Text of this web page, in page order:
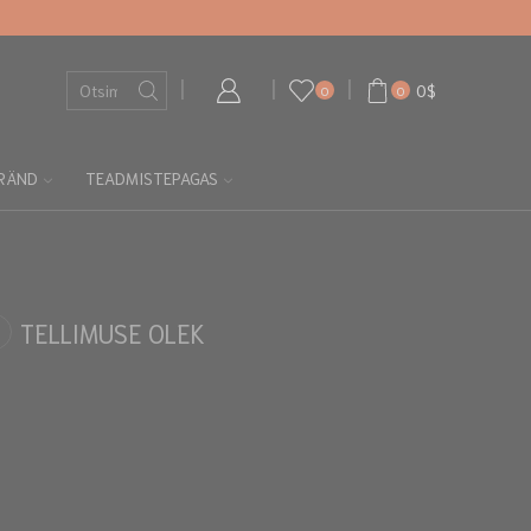
0 0 0$
TEADMISTEPAGAS
TELLIMUSE OLEK